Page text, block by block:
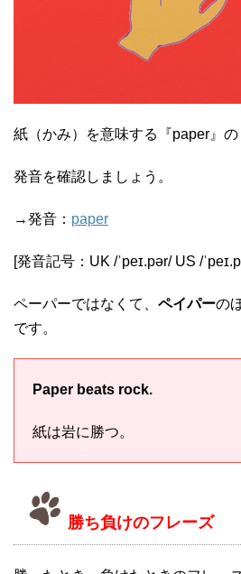
紙（かみ）を意味する『paper』の
発音を確認しましょう。
→発音： paper
[発音記号： UK /ˈpeɪ.pər/ US /
ペーパーではなくて、 ペイパーの
です。
Paper beats rock.
紙は岩に勝つ。
勝ち負けのフレーズ